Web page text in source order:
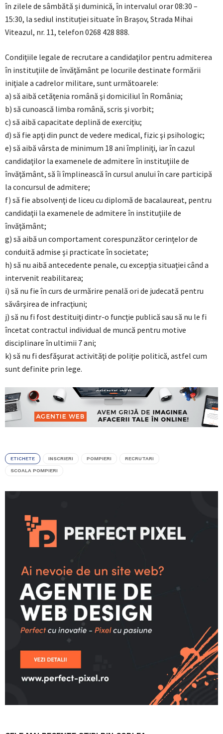
în zilele de sâmbătă și duminică, în intervalul orar 08:30 –
15:30, la sediul instituției situate în Brașov, Strada Mihai
Viteazul, nr. 11, telefon 0268 428 888.
Condiţiile legale de recrutare a candidaţilor pentru admiterea
în instituţiile de învăţământ pe locurile destinate formării
iniţiale a cadrelor militare, sunt următoarele:
a) să aibă cetăţenia română şi domiciliul în România;
b) să cunoască limba română, scris şi vorbit;
c) să aibă capacitate deplină de exerciţiu;
d) să fie apţi din punct de vedere medical, fizic şi psihologic;
e) să aibă vârsta de minimum 18 ani împliniţi, iar în cazul
candidaţilor la examenele de admitere în instituţiile de
învăţământ, să îi împlinească în cursul anului în care participă
la concursul de admitere;
f) să fie absolvenţi de liceu cu diplomă de bacalaureat, pentru
candidaţii la examenele de admitere în instituţiile de
învăţământ;
g) să aibă un comportament corespunzător cerinţelor de
conduită admise şi practicate în societate;
h) să nu aibă antecedente penale, cu excepţia situaţiei când a
intervenit reabilitarea;
i) să nu fie în curs de urmărire penală ori de judecată pentru
săvârşirea de infracţiuni;
j) să nu fi fost destituiţi dintr-o funcţie publică sau să nu le fi
încetat contractul individual de muncă pentru motive
disciplinare în ultimii 7 ani;
k) să nu fi desfăşurat activităţi de poliţie politică, astfel cum
sunt definite prin lege.
ETICHETE INSCRIERI POMPIERI RECRUTARI
SCOALA POMPIERI